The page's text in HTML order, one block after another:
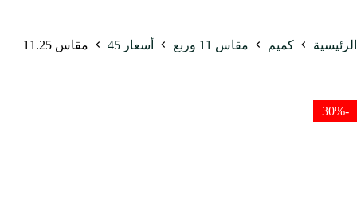
الرئيسية كميم مقاس 11 وربع أسعار 45 مقاس 11.25
-30%